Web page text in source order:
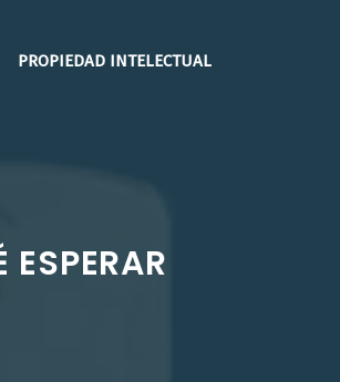
PROPIEDAD INTELECTUAL